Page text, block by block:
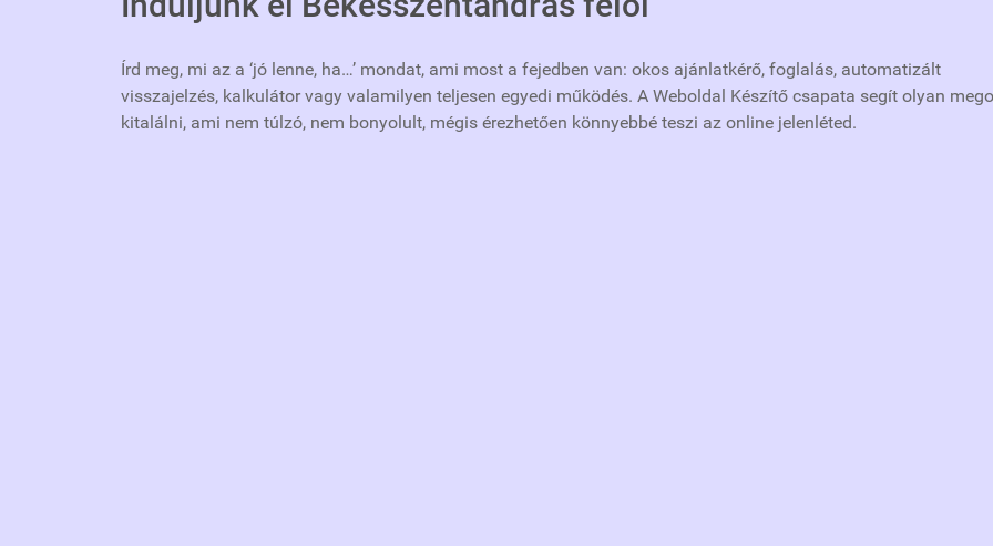
Írd meg, mi az a ‘jó lenne, ha…’ mondat, ami most a fejedben van: okos ajánlatkérő, foglalás, automatizált
visszajelzés, kalkulátor vagy valamilyen teljesen egyedi működés. A Weboldal Készítő csapata segít olyan
kitalálni, ami nem túlzó, nem bonyolult, mégis érezhetően könnyebbé teszi az online jelenléted.